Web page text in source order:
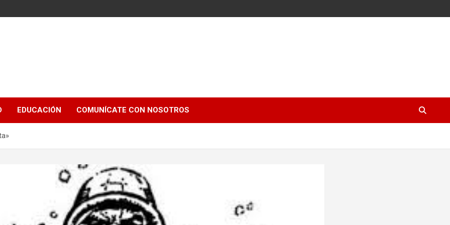
EDUCACIÓN COMUNÍCATE CON NOSOTROS